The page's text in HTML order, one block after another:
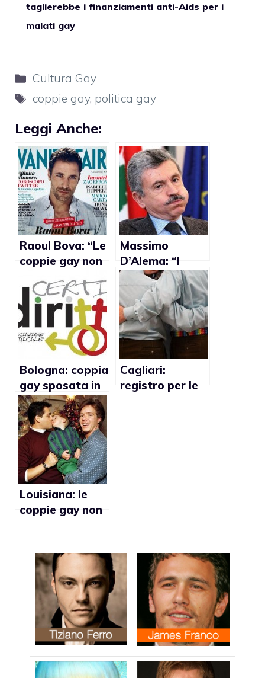
taglierebbe i finanziamenti anti-Aids per i
malati gay
Categorie
Cultura Gay
Tag
coppie gay, politica gay
Leggi Anche:
Raoul Bova: “Le
coppie gay non
sono coppie di
serie B”
Massimo
D’Alema: “I
diritti gay
possono
attendere,
prima bisogna
riformare lo
Stato e
rimettere in
moto
Bologna: coppia
gay sposata in
Spagna vuole
essere
riconosciuta dal
Comune
Cagliari:
registro per le
Louisiana: le
coppie gay non
adottare